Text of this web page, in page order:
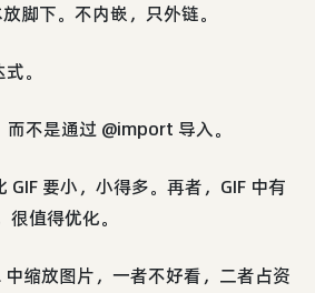
脚下。不内嵌，只外链。
。
不是通过 @import 导入。
GIF 要小，小得多。再者，GIF 中有
值得优化。
缩放图片，一者不好看，二者占资